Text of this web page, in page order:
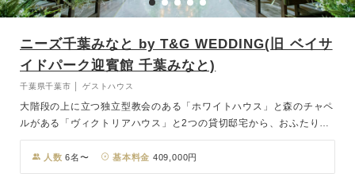
ニーズ千葉みなと by T&G WEDDING(旧 ベイサ
イドパーク迎賓館 千葉みなと)
千葉県千葉市 │ ゲストハウス
大階段の上に立つ独立型教会のある「ホワイトハウス」と森のチャペ
ルがある「ヴィクトリアハウス」と2つの貸切邸宅から、おふたりの
お好みで選ぶことが可能。豊かな表情の木に包まれた、まっすぐなバ
ージンロード。その先にある祭壇を照らす、柔らかな木漏れ日。凛と
しつつもどこか優しい空気で満ちたこの場所は、いつでも自分たちら
人数 6名〜 基本料金 409,000円